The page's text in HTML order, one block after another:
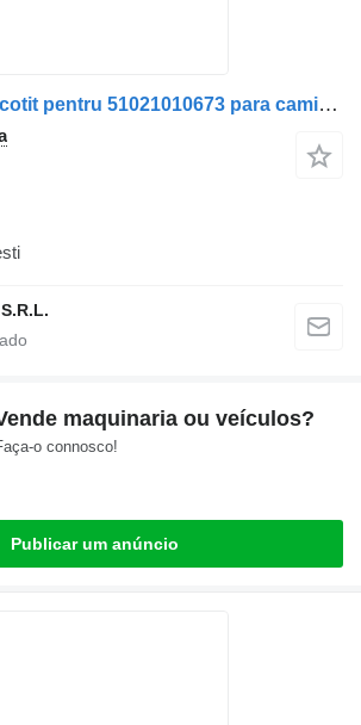
Cambota Arbore cotit pentru 51021010673 para camião MAN
maquinaria ou veículos?
o connosco!
Publicar um anúncio